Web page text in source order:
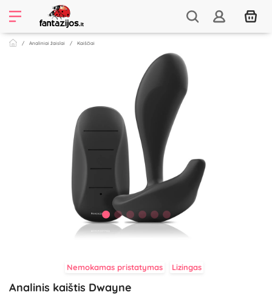
Analiniai žaislai Kaiščiai
Nemokamas pristatymas Lizingas
Analinis kaištis Dwayne